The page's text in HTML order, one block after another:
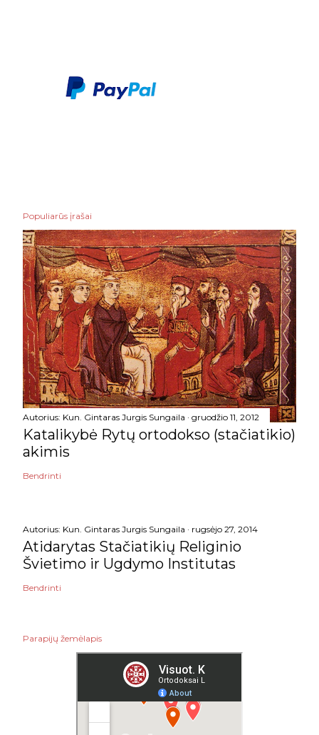
Populiarūs įrašai
Autorius: Kun. Gintaras Jurgis Sungaila gruodžio 11, 2012
Katalikybė Rytų ortodokso (stačiatikio)
akimis
Bendrinti
Autorius: Kun. Gintaras Jurgis Sungaila rugsėjo 27, 2014
Atidarytas Stačiatikių Religinio
Švietimo ir Ugdymo Institutas
Bendrinti
Parapijų žemėlapis